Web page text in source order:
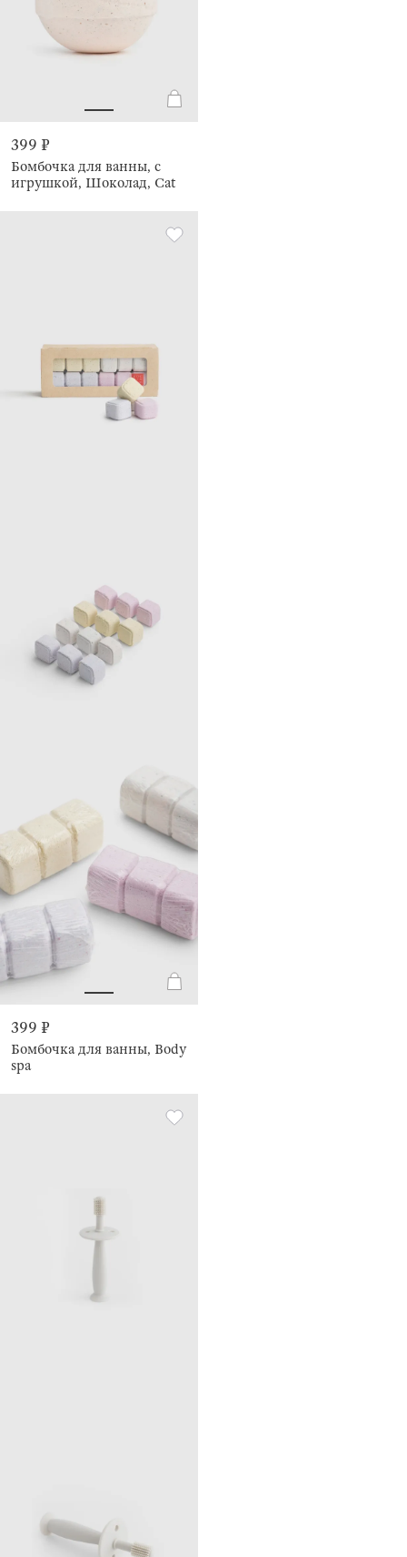
399 ₽
Бомбочка для ванны, с
игрушкой, Шоколад, Cat
399 ₽
Бомбочка для ванны, Body
spa